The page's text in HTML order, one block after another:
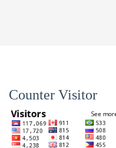
Counter Visitor